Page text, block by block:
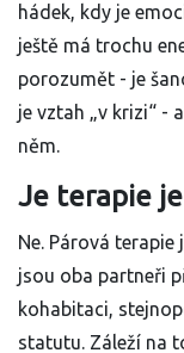
hádek, kdy je
ještě má trochu
porozumět - je
je vztah „v krizi“ -
něm.
Je terapie
Ne. Párová
jsou oba partneři
kohabitaci,
statutu. Záleží na